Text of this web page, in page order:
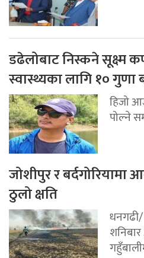
डढेलोबाट निस्कने सूक्ष्म
स्वास्थ्यका लागि १०
हिजो
पोल्ने
जोशीपुर र बर्दगोरियामा
ठुलो क्षति
धनगढी/